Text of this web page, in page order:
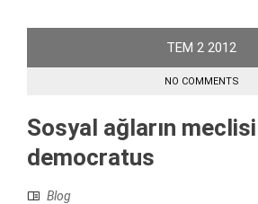
TEM 2 2012
NO COMMENTS
Sosyal ağların meclisi
democratus
Blog